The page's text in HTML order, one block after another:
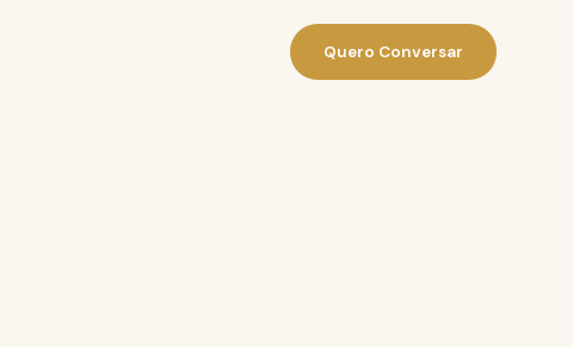
Quero Conversar